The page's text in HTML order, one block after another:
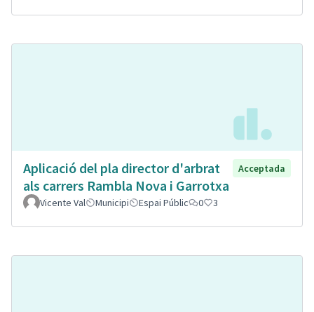
Aplicació del pla director d'arbrat
als carrers Rambla Nova i Garrotxa
Acceptada
Vicente Val Municipi Espai Públic 0 3